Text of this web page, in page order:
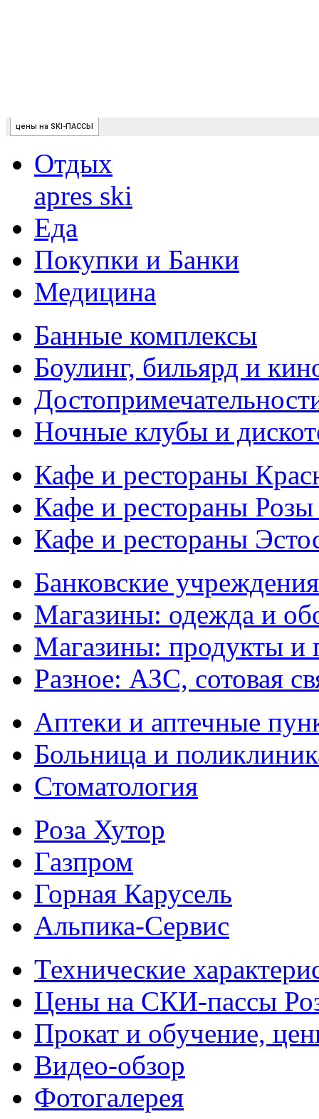
Отдых
apres ski
Еда
Покупки и Банки
Медицина
Банные комплексы
Боулинг, бильярд и
Ночные клубы и
Кафе и рестораны
Кафе и рестораны
Кафе и рестораны
Банковские учреждения
Магазины: одежда и
Магазины: продукты и
Разное: АЗС, сотовая
Аптеки и аптечные
Больница и
Стоматология
Роза Хутор
Газпром
Горная Карусель
Альпика-Сервис
Технические
Цены на СКИ-пассы
Прокат и обучение,
Видео-обзор
Фотогалерея